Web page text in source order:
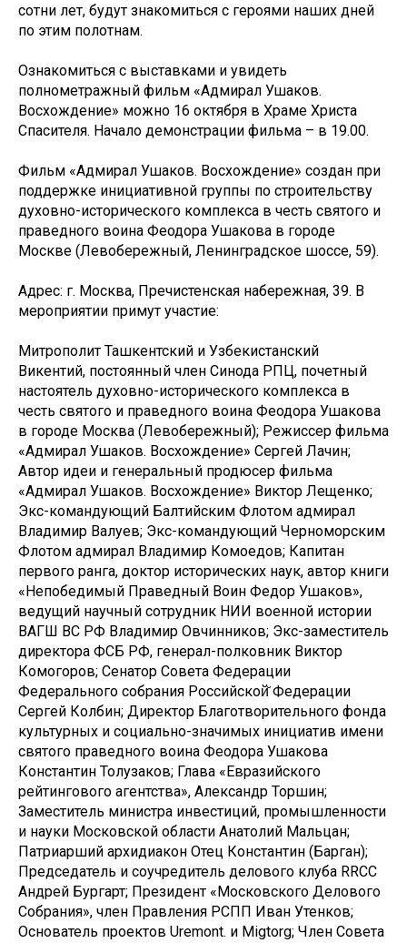
сотни лет, будут знакомиться с героями наших дней
по этим полотнам.
Ознакомиться с выставками и увидеть
полнометражный фильм «Адмирал Ушаков.
Восхождение» можно 16 октября в Храме Христа
Спасителя. Начало демонстрации фильма – в 19.00.
Фильм «Адмирал Ушаков. Восхождение» создан при
поддержке инициативной группы по строительству
духовно-исторического комплекса в честь святого и
праведного воина Феодора Ушакова в городе
Москве (Левобережный, Ленинградское шоссе, 59).
Адрес: г. Москва, Пречистенская набережная, 39. В
мероприятии примут участие:
Митрополит Ташкентский и Узбекистанский
Викентий, постоянный член Синода РПЦ, почетный
настоятель духовно-исторического комплекса в
честь святого и праведного воина Феодора Ушакова
в городе Москва (Левобережный); Режиссер фильма
«Адмирал Ушаков. Восхождение» Сергей Лачин;
Автор идеи и генеральный продюсер фильма
«Адмирал Ушаков. Восхождение» Виктор Лещенко;
Экс-командующий Балтийским Флотом адмирал
Владимир Валуев; Экс-командующий Черноморским
Флотом адмирал Владимир Комоедов; Капитан
первого ранга, доктор исторических наук, автор книги
«Непобедимый Праведный Воин Федор Ушаков»,
ведущий научный сотрудник НИИ военной истории
ВАГШ ВС РФ Владимир Овчинников; Экс-заместитель
директора ФСБ РФ, генерал-полковник Виктор
Комогоров; Сенатор Совета Федерации
Федерального собрания Российской̆ Федерации
Сергей Колбин; Директор Благотворительного фонда
культурных и социально-значимых инициатив имени
святого праведного воина Феодора Ушакова
Константин Толузаков; Глава «Евразийского
рейтингового агентства», Александр Торшин;
Заместитель министра инвестиций, промышленности
и науки Московской области Анатолий Мальцан;
Патриарший архидиакон Отец Константин (Барган);
Председатель и соучредитель делового клуба RRCC
Андрей Бургарт; Президент «Московского Делового
Собрания», член Правления РСПП Иван Утенков;
Основатель проектов Uremont. и Migtorg; Член Совета